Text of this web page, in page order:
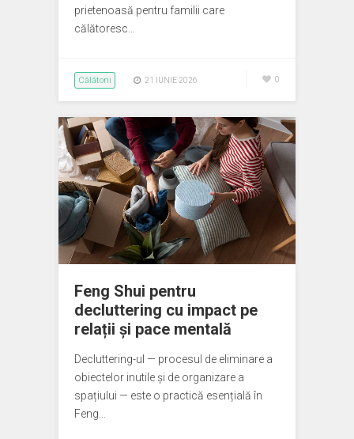
prietenoasă pentru familii care
călătoresc…
Călătorii 21 IUNIE 2026 0
Feng Shui pentru
decluttering cu impact pe
relații și pace mentală
Decluttering-ul — procesul de eliminare a
obiectelor inutile și de organizare a
spațiului — este o practică esențială în
Feng…